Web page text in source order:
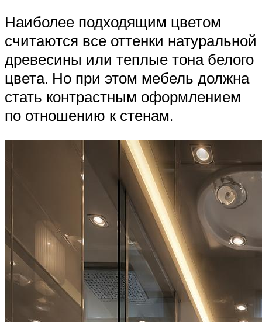
Наиболее подходящим цветом
считаются все оттенки натуральной
древесины или теплые тона белого
цвета. Но при этом мебель должна
стать контрастным оформлением
по отношению к стенам.